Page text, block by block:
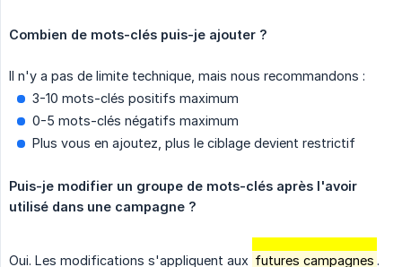
Combien de mots-clés puis-je ajouter ?
Il n'y a pas de limite technique, mais nous recommandons :
3-10 mots-clés positifs maximum
0-5 mots-clés négatifs maximum
Plus vous en ajoutez, plus le ciblage devient restrictif
Puis-je modifier un groupe de mots-clés après l'avoir
utilisé dans une campagne ?
Oui. Les modifications s'appliquent aux futures campagnes .